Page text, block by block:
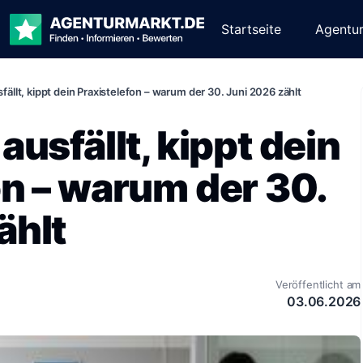
Startseite
kippt dein Praxistelefon – warum der 30. Juni 2026 zählt
kippt dein
– warum der 30.
Veröffentlicht am
03.06.2026